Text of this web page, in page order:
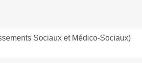
Sociaux et Médico-Sociaux)